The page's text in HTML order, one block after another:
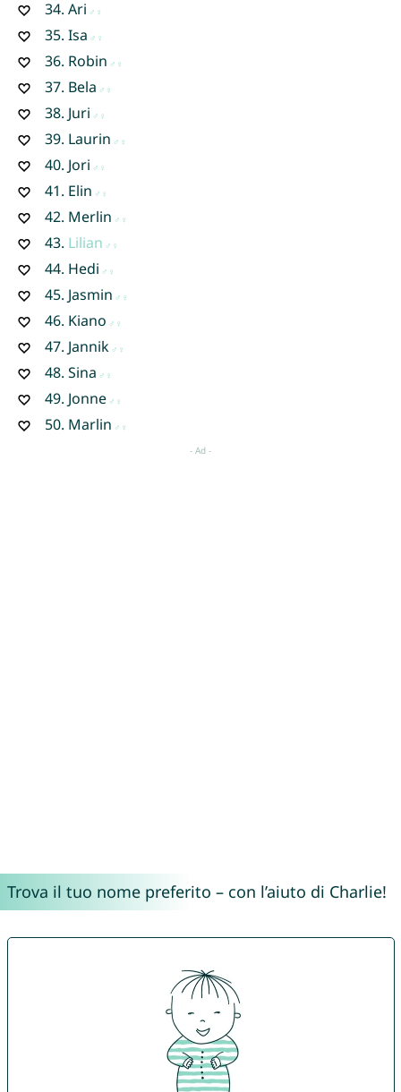
34. Ari
35. Isa
36. Robin
37. Bela
38. Juri
39. Laurin
40. Jori
41. Elin
42. Merlin
43. Lilian
44. Hedi
45. Jasmin
46. Kiano
47. Jannik
48. Sina
49. Jonne
50. Marlin
Trova il tuo nome preferito – con l’aiuto di Charlie!